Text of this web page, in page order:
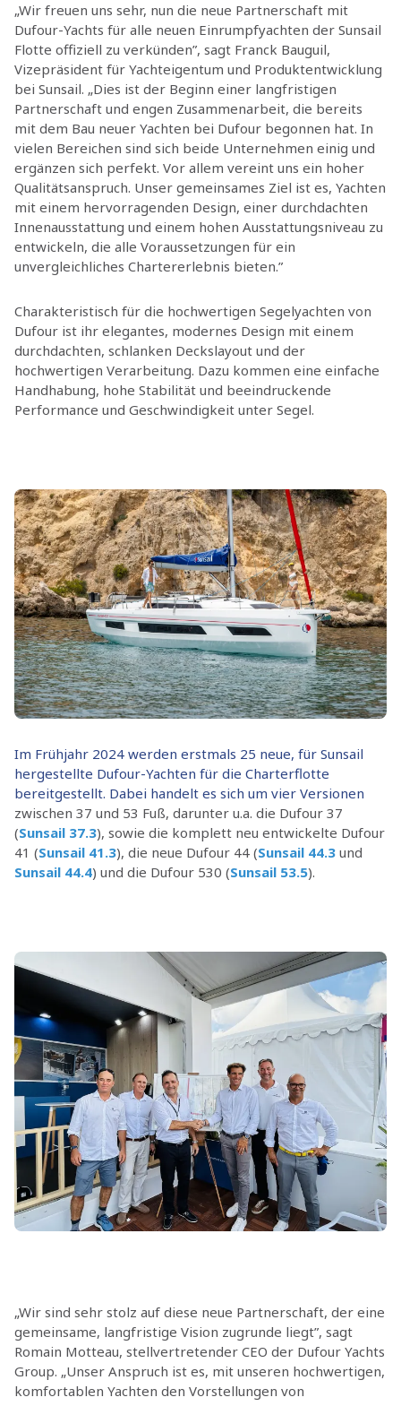
„Wir freuen uns sehr, nun die neue Partnerschaft mit
Dufour-Yachts für alle neuen Einrumpfyachten der Sunsail
Flotte offiziell zu verkünden”, sagt Franck Bauguil,
Vizepräsident für Yachteigentum und Produktentwicklung
bei Sunsail. „Dies ist der Beginn einer langfristigen
Partnerschaft und engen Zusammenarbeit, die bereits
mit dem Bau neuer Yachten bei Dufour begonnen hat. In
vielen Bereichen sind sich beide Unternehmen einig und
ergänzen sich perfekt. Vor allem vereint uns ein hoher
Qualitätsanspruch. Unser gemeinsames Ziel ist es, Yachten
mit einem hervorragenden Design, einer durchdachten
Innenausstattung und einem hohen Ausstattungsniveau zu
entwickeln, die alle Voraussetzungen für ein
unvergleichliches Chartererlebnis bieten.”
Charakteristisch für die hochwertigen Segelyachten von
Dufour ist ihr elegantes, modernes Design mit einem
durchdachten, schlanken Deckslayout und der
hochwertigen Verarbeitung. Dazu kommen eine einfache
Handhabung, hohe Stabilität und beeindruckende
Performance und Geschwindigkeit unter Segel.
Im Frühjahr 2024 werden erstmals 25 neue, für Sunsail
hergestellte Dufour-Yachten für die Charterflotte
bereitgestellt. Dabei handelt es sich um vier Versionen
zwischen 37 und 53 Fuß, darunter u.a. die Dufour 37
(Sunsail 37.3), sowie die komplett neu entwickelte Dufour
41 (Sunsail 41.3), die neue Dufour 44 (Sunsail 44.3 und
Sunsail 44.4) und die Dufour 530 (Sunsail 53.5).
„Wir sind sehr stolz auf diese neue Partnerschaft, der eine
gemeinsame, langfristige Vision zugrunde liegt”, sagt
Romain Motteau, stellvertretender CEO der Dufour Yachts
Group. „Unser Anspruch ist es, mit unseren hochwertigen,
komfortablen Yachten den Vorstellungen von